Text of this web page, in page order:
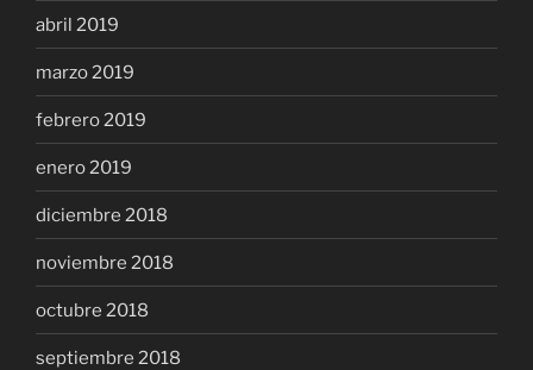
abril 2019
marzo 2019
febrero 2019
enero 2019
diciembre 2018
noviembre 2018
octubre 2018
septiembre 2018